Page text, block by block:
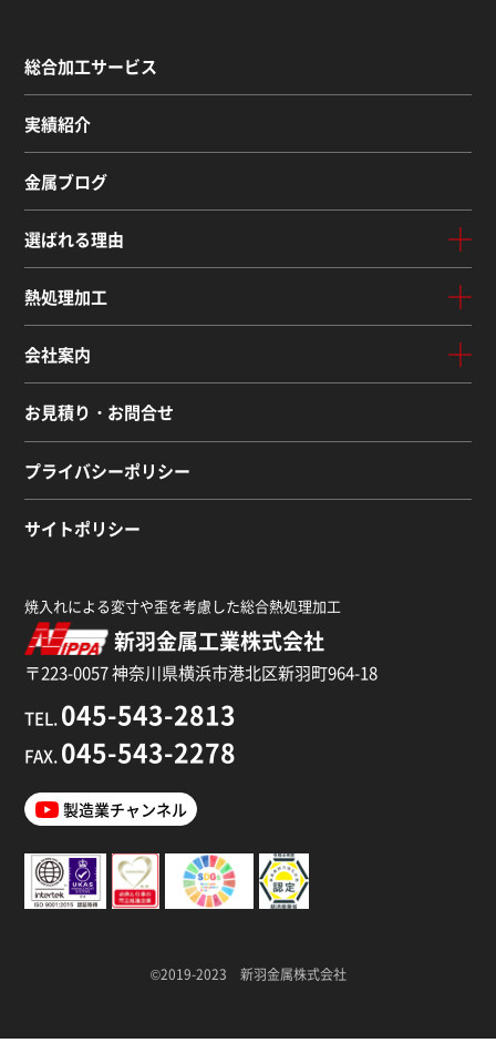
総合加工サービス
実績紹介
金属ブログ
選ばれる理由
熱処理加工
会社案内
お見積り・お問合せ
プライバシーポリシー
サイトポリシー
焼入れによる変寸や歪を考慮した総合熱処理加工
新羽金属工業株式会社
〒223-0057 神奈川県横浜市港北区新羽町964-18
TEL. 045-543-2813
FAX. 045-543-2278
製造業チャンネル
©2019-2023 新羽金属株式会社